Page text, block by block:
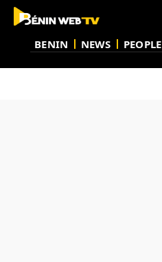
BENIN NEWS PEOPLE